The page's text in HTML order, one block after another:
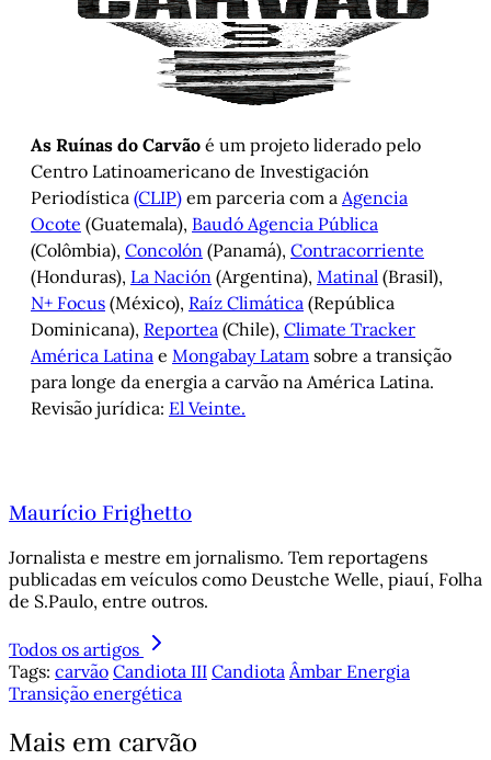
As Ruínas do Carvão é um projeto liderado pelo
Centro Latinoamericano de Investigación
Periodística (CLIP) em parceria com a Agencia
Ocote (Guatemala), Baudó Agencia Pública
(Colômbia), Concolón (Panamá), Contracorriente
(Honduras), La Nación (Argentina), Matinal (Brasil),
N+ Focus (México), Raíz Climática (República
Dominicana), Reportea (Chile), Climate Tracker
América Latina e Mongabay Latam sobre a transição
para longe da energia a carvão na América Latina.
Revisão jurídica: El Veinte.
Maurício Frighetto
Jornalista e mestre em jornalismo. Tem reportagens
publicadas em veículos como Deustche Welle, piauí, Folha
de S.Paulo, entre outros.
Todos os artigos
Tags: carvão Candiota III Candiota Âmbar Energia
Transição energética
Mais em carvão